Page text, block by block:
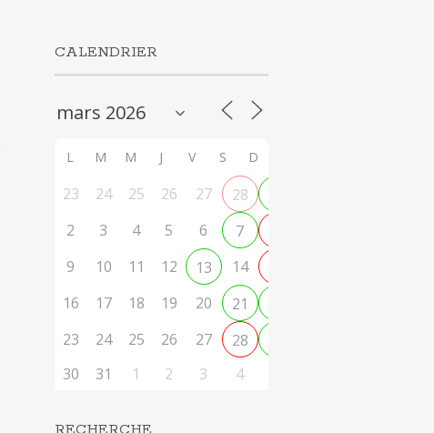
CALENDRIER
L M M J V S D
23 24 25 26 27 28
2
3 4 5 6 7
9
10 11 12 13 14
16
17 18 19 20 21
23
24 25 26 27 28
30
31 1 2 3 4